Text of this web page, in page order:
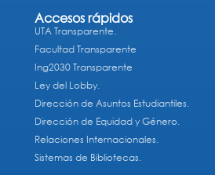
Accesos rápidos
UTA Transparente.
Facultad Transparente
Ing2030 Transparente
Ley del Lobby.
Dirección de Asuntos Estudiantiles.
Dirección de Equidad y Género.
Relaciones Internacionales.
Sistemas de Bibliotecas.